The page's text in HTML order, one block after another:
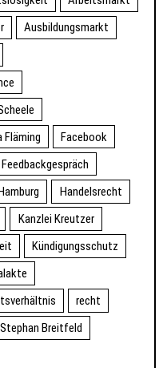
Ausbildungsmarkt
Fläming
Facebook
Feedbackgespräch
Handelsrecht
Kanzlei Kreutzer
Kündigungsschutz
recht
Stephan Breitfeld